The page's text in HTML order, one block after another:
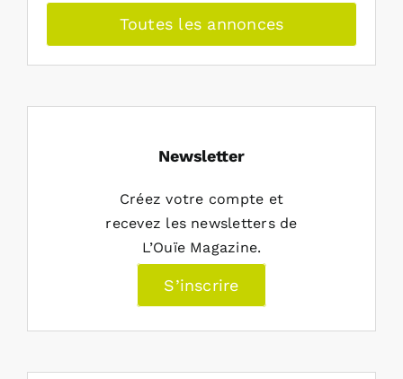
Toutes les annonces
Newsletter
Créez votre compte et
recevez les newsletters de
L’Ouïe Magazine.
S’inscrire